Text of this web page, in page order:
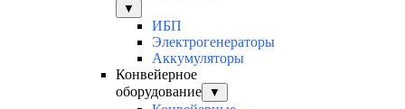
▼
ИБП
Электрогенераторы
Аккумуляторы
Конвейерное
оборудование
▼